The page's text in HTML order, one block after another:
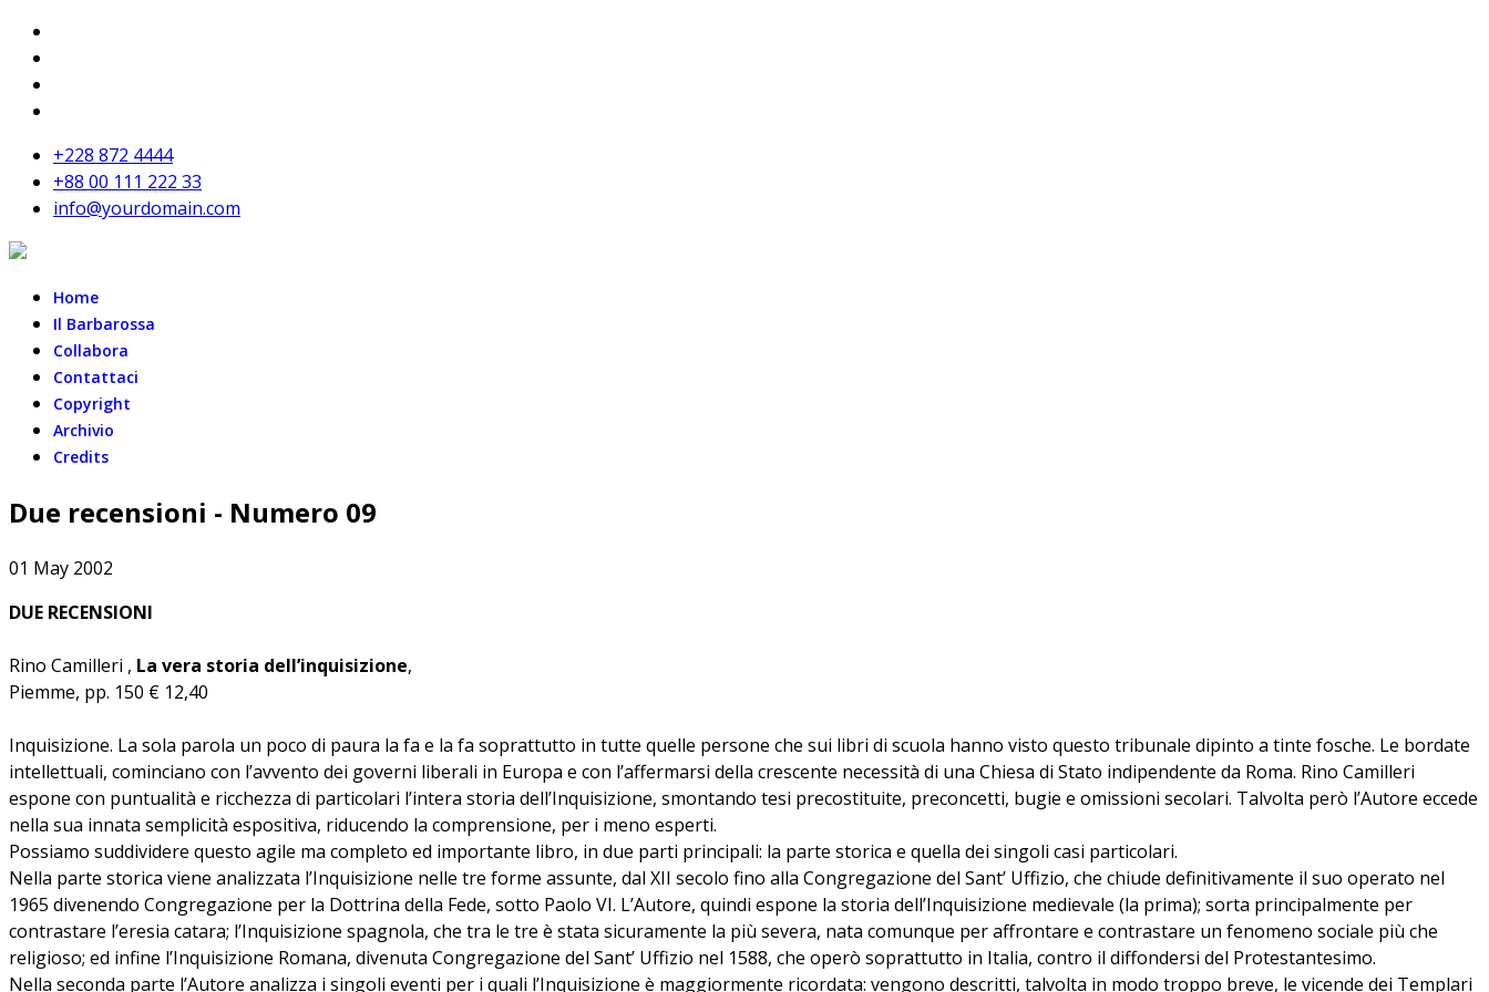
+228 872 4444
+88 00 111 222 33
info@yourdomain.com
Home
Il Barbarossa
Collabora
Contattaci
Copyright
Archivio
Credits
Due recensioni - Numero 09
01 May 2002
DUE RECENSIONI
Rino Camilleri , La vera storia dell’inquisizione,
Piemme, pp. 150 € 12,40
Inquisizione. La sola parola un poco di paura la fa e la fa soprattutto in tutte quelle persone che sui libri di scuola hanno visto questo tribunale dipinto a tinte fosche. Le bordate
intellettuali, cominciano con l’avvento dei governi liberali in Europa e con l’affermarsi della crescente necessità di una Chiesa di Stato indipendente da Roma. Rino Camilleri
espone con puntualità e ricchezza di particolari l’intera storia dell’Inquisizione, smontando tesi precostituite, preconcetti, bugie e omissioni secolari. Talvolta però l’Autore eccede
nella sua innata semplicità espositiva, riducendo la comprensione, per i meno esperti.
Possiamo suddividere questo agile ma completo ed importante libro, in due parti principali: la parte storica e quella dei singoli casi particolari.
Nella parte storica viene analizzata l’Inquisizione nelle tre forme assunte, dal XII secolo fino alla Congregazione del Sant’ Uffizio, che chiude definitivamente il suo operato nel
1965 divenendo Congregazione per la Dottrina della Fede, sotto Paolo VI. L’Autore, quindi espone la storia dell’Inquisizione medievale (la prima); sorta principalmente per
contrastare l’eresia catara; l’Inquisizione spagnola, che tra le tre è stata sicuramente la più severa, nata comunque per affrontare e contrastare un fenomeno sociale più che
religioso; ed infine l’Inquisizione Romana, divenuta Congregazione del Sant’ Uffizio nel 1588, che operò soprattutto in Italia, contro il diffondersi del Protestantesimo.
Nella seconda parte l’Autore analizza i singoli eventi per i quali l’Inquisizione è maggiormente ricordata: vengono descritti, talvolta in modo troppo breve, le vicende dei Templari